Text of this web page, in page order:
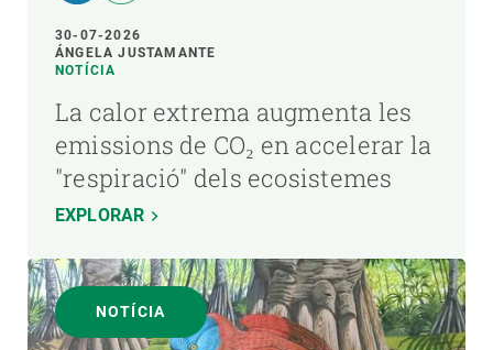
30-07-2026
ÁNGELA JUSTAMANTE
NOTÍCIA
La calor extrema augmenta les
emissions de CO₂ en accelerar la
"respiració" dels ecosistemes
EXPLORAR
NOTÍCIA